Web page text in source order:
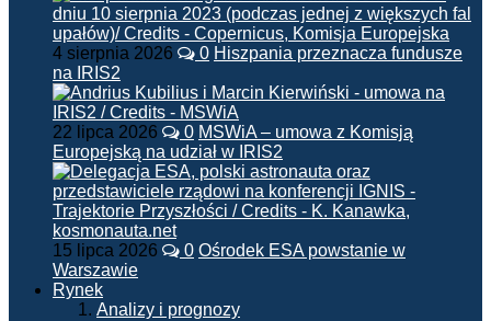
4 sierpnia 2026 0 Hiszpania przeznacza fundusze
na IRIS2
22 lipca 2026 0 MSWiA – umowa z Komisją
Europejską na udział w IRIS2
15 lipca 2026 0 Ośrodek ESA powstanie w
Warszawie
Rynek
Analizy i prognozy